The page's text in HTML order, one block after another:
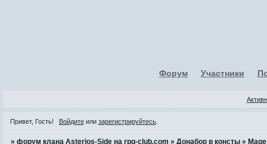
Форум Участники
Привет, Гость! Войдитеили зарегистрируйтесь.
»форум клана Asterios-Side на rpg-club.com »Донабор в консты »